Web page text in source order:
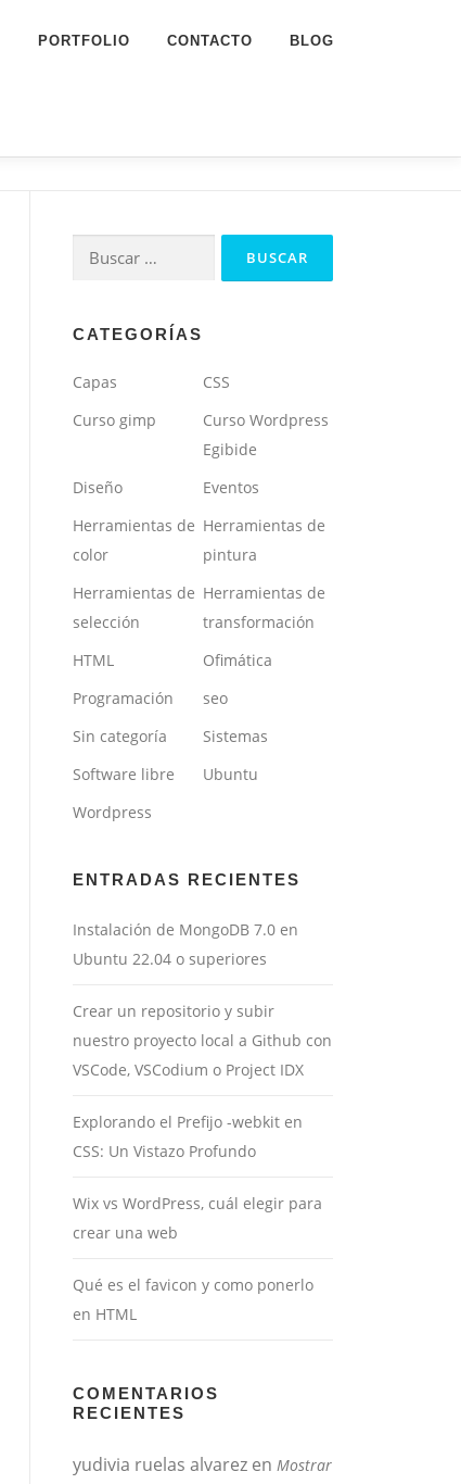
PORTFOLIO CONTACTO BLOG
Buscar:
CATEGORÍAS
Capas
CSS
Curso gimp
Curso Wordpress
Egibide
Diseño
Eventos
Herramientas de
color
Herramientas de
pintura
Herramientas de
selección
Herramientas de
transformación
HTML
Ofimática
Programación
seo
Sin categoría
Sistemas
Software libre
Ubuntu
Wordpress
ENTRADAS RECIENTES
Instalación de MongoDB 7.0 en
Ubuntu 22.04 o superiores
Crear un repositorio y subir
nuestro proyecto local a Github con
VSCode, VSCodium o Project IDX
Explorando el Prefijo -webkit en
CSS: Un Vistazo Profundo
Wix vs WordPress, cuál elegir para
crear una web
Qué es el favicon y como ponerlo
en HTML
COMENTARIOS
RECIENTES
yudivia ruelas alvarez en Mostrar